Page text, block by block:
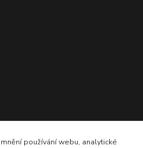
používání webu, analytické